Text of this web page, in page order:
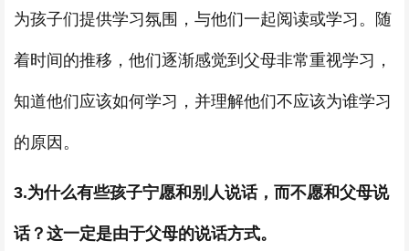
为孩子们提供学习氛围，与他们一起阅读或学习。随
着时间的推移，他们逐渐感觉到父母非常重视学习，
知道他们应该如何学习，并理解他们不应该为谁学习
的原因。
3.为什么有些孩子宁愿和别人说话，而不愿和父母说
话？这一定是由于父母的说话方式。